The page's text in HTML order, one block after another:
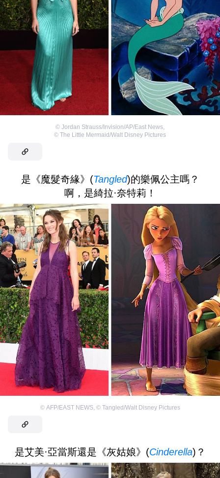
© Jordan Strauss/Invision/AP/East News
© The Little Mermaid/Walt Disney Pictures
是《魔髮奇緣》(Tangled)的樂佩公主嗎？
啊，是綺拉·奈特莉！
© AFP/EAST NEWS, © Tangled/Walt Disney Pictures
是艾美·亞當斯還是《灰姑娘》(Cinderella)？